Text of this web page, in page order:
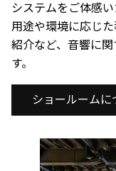
システムをご体感い
用途や環境に応じ
紹介など、音響に
す。
ショールームに